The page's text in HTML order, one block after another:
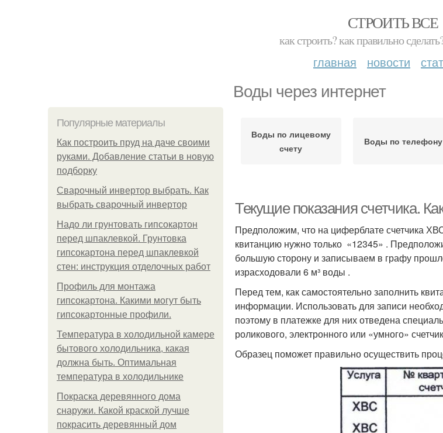
СТРОИТЬ ВСЕ
как строить? как правильно
главная новости
Воды через интернет
Популярные материалы
Как построить пруд на даче своими
руками. Добавление статьи в новую
подборку
Сварочный инвертор выбрать. Как
выбрать сварочный инвертор
Надо ли грунтовать гипсокартон
перед шпаклевкой. Грунтовка
гипсокартона перед шпаклевкой
стен: инструкция отделочных работ
Профиль для монтажа
гипсокартона. Какими могут быть
гипсокартонные профили.
Температура в холодильной камере
бытового холодильника, какая
должна быть. Оптимальная
температура в холодильнике
Покраска деревянного дома
снаружи. Какой краской лучше
покрасить деревянный дом
Воды по лицевому
счету
Воды по телефону
Текущие показания счетчика.
Предположим, что на циферблате счетчика
квитанцию нужно только «12345» .
большую сторону и записываем в графу
израсходовали 6 м³ воды .
Перед тем, как самостоятельно заполнить
информации. Использовать для записи
поэтому в платежке для них отведена
роликового, электронного или «умного»
Образец поможет правильно осуществить